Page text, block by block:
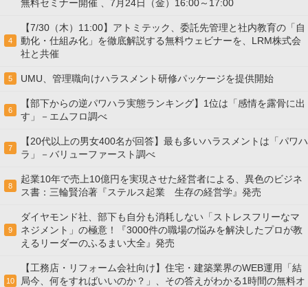
無料セミナー開催 、7月24日（金）16:00～17:00
4
【7/30（木）11:00】アトミテック、委託先管理と社内教育の「自
動化・仕組み化」を徹底解説する無料ウェビナーを、LRM株式会
社と共催
5 UMU、管理職向けハラスメント研修パッケージを提供開始
6
【部下からの逆パワハラ実態ランキング】1位は「感情を露骨に出
す」－エムフロ調べ
7
【20代以上の男女400名が回答】最も多いハラスメントは「パワハ
ラ」－バリューファースト調べ
8
起業10年で売上10億円を実現させた経営者による、異色のビジネ
ス書：三輪賢治著『ステルス起業 生存の経営学』発売
9
ダイヤモンド社、部下も自分も消耗しない「ストレスフリーなマ
ネジメント」の極意！『3000件の職場の悩みを解決したプロが教
えるリーダーのふるまい大全』発売
10
【工務店・リフォーム会社向け】住宅・建築業界のWEB運用「結
局今、何をすればいいのか？」、その答えがわかる1時間の無料オ